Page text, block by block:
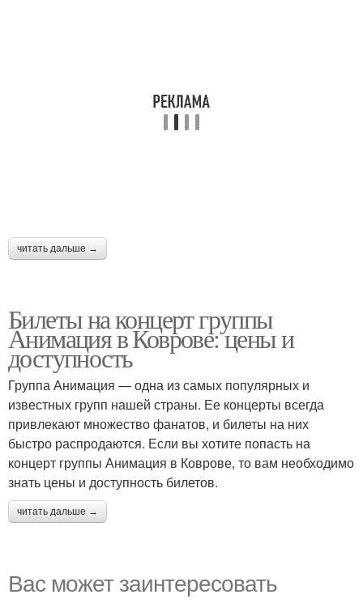
читать дальше →
Билеты на концерт группы
Анимация в Коврове: цены и
доступность
Группа Анимация — одна из самых популярных и
известных групп нашей страны. Ее концерты всегда
привлекают множество фанатов, и билеты на них
быстро распродаются. Если вы хотите попасть на
концерт группы Анимация в Коврове, то вам необходимо
знать цены и доступность билетов.
читать дальше →
Вас может заинтересовать